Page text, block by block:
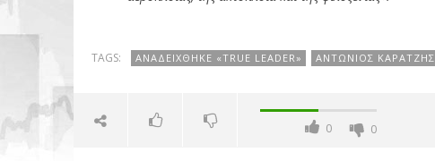
TAGS: ΑΝΑΔΕΊΧΘΗΚΕ «TRUE LEADER» ΑΝΤΏΝΙΟΣ ΚΑΡΆΤΖΗΣ
0 0